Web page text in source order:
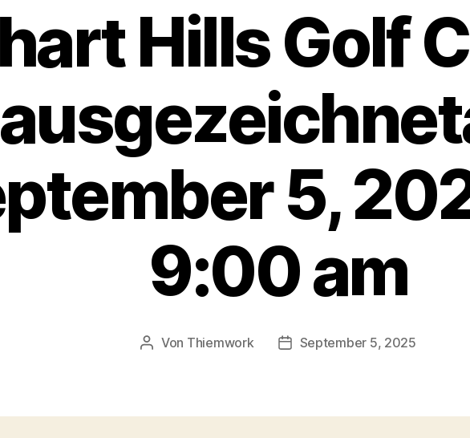
Hills Golf
5,
9:00 am
Beitragsautor
Von Thiemwork Veröffentlichungsdatum
September 5, 2025